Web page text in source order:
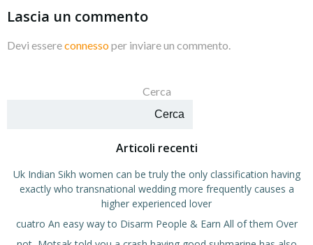
Lascia un commento
Devi essereconnessoper inviare un commento.
Cerca
Cerca
Articoli recenti
Uk Indian Sikh women can be truly the only classification having
exactly who transnational wedding more frequently causes a
higher experienced lover
cuatro An easy way to Disarm People & Earn All of them Over